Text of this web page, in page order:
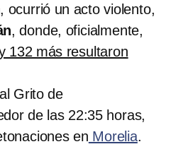
ocurrió un acto violento,
, donde, oficialmente,
132 más resultaron
Grito de
de las 22:35 horas,
en Morelia.